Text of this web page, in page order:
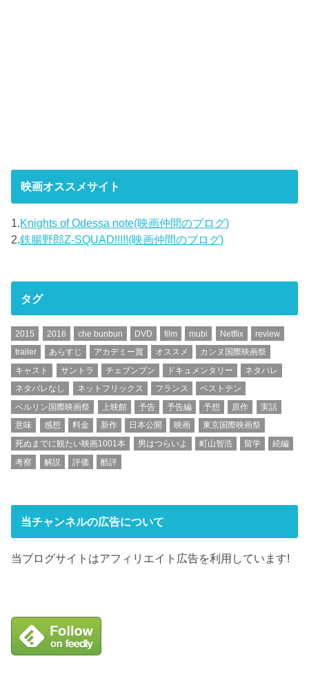
映画オススメサイト
1.Knights of Odessa note(映画仲間のブログ)
2.鉄腸野郎Z-SQUAD!!!!!(映画仲間のブログ)
タグ
2015 2016 che bunbun DVD film mubi Netflix
review
trailer
あらすじ アカデミー賞 オススメ
カンヌ国際映画祭
キャスト
サントラ チェブンブン ドキュメンタリー
ネタバレ
ネタバレなし
ネットフリックス フランス
ベストテン
ベルリン国際映画祭
上映館 予告 予告編 予想 原作
実話
意味
感想 料金 新作 日本公開 映画
東京国際映画祭
死ぬまでに観たい映画1001本
男はつらいよ 町山智浩 留学
続編
考察
解説 評価 酷評
当チャンネルの広告について
当ブログサイトはアフィリエイト広告を利用しています!